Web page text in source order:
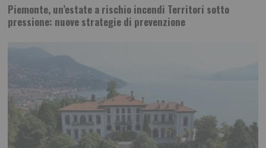
Piemonte, un’estate a rischio incendi Territori sotto
pressione: nuove strategie di prevenzione